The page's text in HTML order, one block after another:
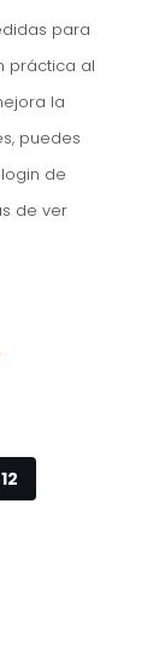
para
práctica al
la
puedes
de
de ver
12